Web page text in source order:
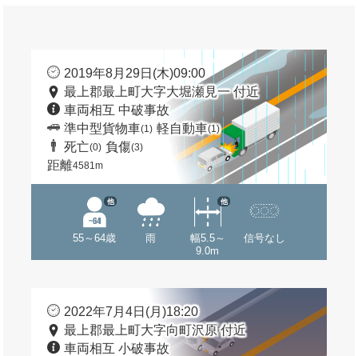
2019年8月29日(木)09:00
最上郡最上町大字大堀瀬見一 付近
車両相互 中破事故
準中型貨物車(1) 軽自動車(1)
死亡(0) 負傷(3)
距離4581m
55～64歳
他
雨
幅5.5～
9.0m
他
信号なし
2022年7月4日(月)18:20
最上郡最上町大字向町沢原 付近
車両相互 小破事故